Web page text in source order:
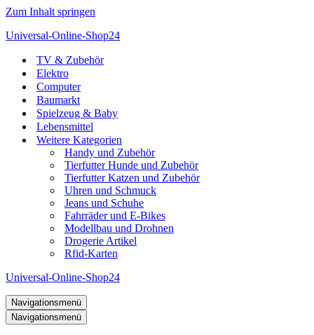
Zum Inhalt springen
Universal-Online-Shop24
TV & Zubehör
Elektro
Computer
Baumarkt
Spielzeug & Baby
Lebensmittel
Weitere Kategorien
Handy und Zubehör
Tierfutter Hunde und Zubehör
Tierfutter Katzen und Zubehör
Uhren und Schmuck
Jeans und Schuhe
Fahrräder und E-Bikes
Modellbau und Drohnen
Drogerie Artikel
Rfid-Karten
Universal-Online-Shop24
Navigationsmenü
Navigationsmenü